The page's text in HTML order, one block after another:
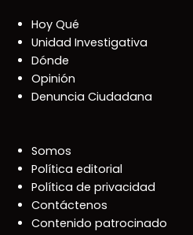
Hoy Qué
Unidad Investigativa
Dónde
Opinión
Denuncia Ciudadana
Somos
Política editorial
Política de privacidad
Contáctenos
Contenido patrocinado